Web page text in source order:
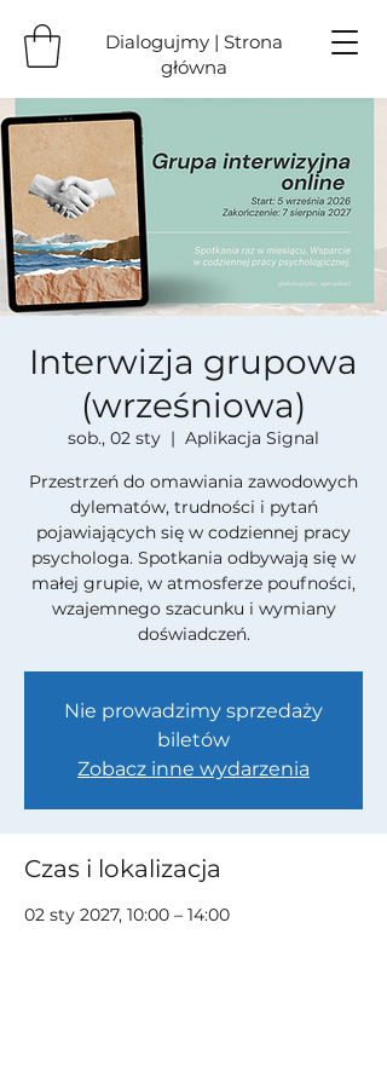
Dialogujmy | Strona
główna
Interwizja grupowa
(wrześniowa)
sob., 02 sty
  |
Aplikacja Signal
Przestrzeń do omawiania zawodowych
dylematów, trudności i pytań
pojawiających się w codziennej pracy
psychologa. Spotkania odbywają się w
małej grupie, w atmosferze poufności,
wzajemnego szacunku i wymiany
doświadczeń.
Nie prowadzimy sprzedaży
biletów
Zobacz inne wydarzenia
Czas i lokalizacja
02 sty 2027, 10:00 – 14:00